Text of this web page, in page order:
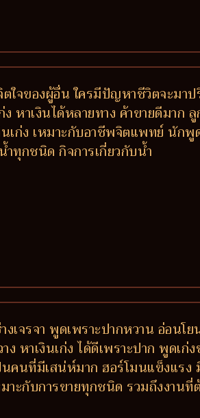
ใจของผู้อื่น ใครมีปัญหาชีวิตจะม
หาเงินได้หลายทาง ค้าขายดีมา
เก่ง เหมาะกับอาชีพจิตแพทย์ นัก
ทุกชนิด กิจการเกี่ยวกับน้ำ
จรจา พูดเพราะปากหวาน อ่อนโ
หาเงินเก่ง ได้ดีเพราะปาก พูดเ
คนที่มีเสน่ห์มาก ฮอร์โมนแข็งแรง
าะกับการขายทุกชนิด รวมถึงงาน